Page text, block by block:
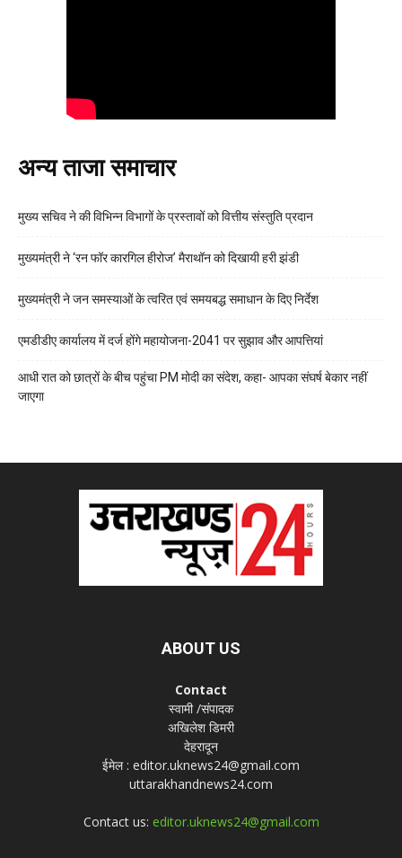
अन्य ताजा समाचार
मुख्य सचिव ने की विभिन्न विभागों के प्रस्तावों को वित्तीय संस्तुति प्रदान
मुख्यमंत्री ने ‘रन फॉर कारगिल हीरोज’ मैराथॉन को दिखायी हरी झंडी
मुख्यमंत्री ने जन समस्याओं के त्वरित एवं समयबद्ध समाधान के दिए निर्देश
एमडीडीए कार्यालय में दर्ज होंगे महायोजना-2041 पर सुझाव और आपत्तियां
आधी रात को छात्रों के बीच पहुंचा PM मोदी का संदेश, कहा- आपका संघर्ष बेकार नहीं
जाएगा
ABOUT US
Contact
स्वामी /संपादक
अखिलेश डिमरी
देहरादून
ईमेल : editor.uknews24@gmail.com
uttarakhandnews24.com
Contact us: editor.uknews24@gmail.com